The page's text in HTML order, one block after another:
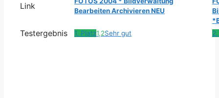
Link
Bearbeiten Archivieren NEU
Testergebnis 1. Platz1,2Sehr gut